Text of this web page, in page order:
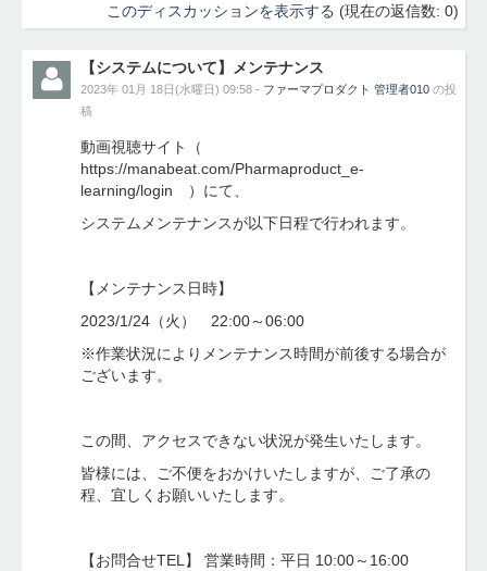
このディスカッションを表示する (現在の返信数: 0)
【システムについて】メンテナンス
2023年 01月 18日(水曜日) 09:58 - ファーマプロダクト 管理者010 の投
稿
動画視聴サイト（
https://manabeat.com/Pharmaproduct_e-
learning/login ）にて、
システムメンテナンスが以下日程で行われます。
【メンテナンス日時】
2023/1/24（火） 22:00～06:00
※作業状況によりメンテナンス時間が前後する場合が
ございます。
この間、アクセスできない状況が発生いたします。
皆様には、ご不便をおかけいたしますが、ご了承の
程、宜しくお願いいたします。
【お問合せTEL】 営業時間：平日 10:00～16:00